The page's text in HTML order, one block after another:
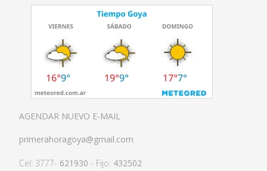
AGENDAR NUEVO E-MAIL
primerahoragoya@gmail.com
Cel: 3777- 621930 - Fijo: 432502